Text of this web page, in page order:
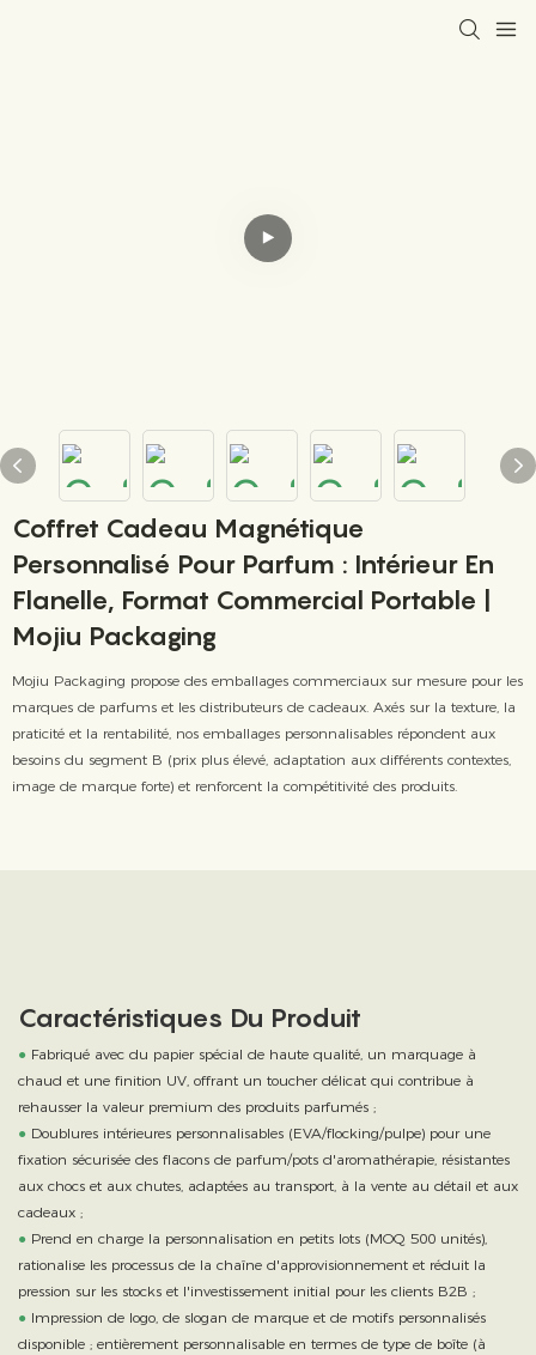
Coffret Cadeau Magnétique
Personnalisé Pour Parfum : Intérieur En
Flanelle, Format Commercial Portable |
Mojiu Packaging
Mojiu Packaging propose des emballages commerciaux sur mesure pour les
marques de parfums et les distributeurs de cadeaux. Axés sur la texture, la
praticité et la rentabilité, nos emballages personnalisables répondent aux
besoins du segment B (prix plus élevé, adaptation aux différents contextes,
image de marque forte) et renforcent la compétitivité des produits.
Caractéristiques Du Produit
● Fabriqué avec du papier spécial de haute qualité, un marquage à
chaud et une finition UV, offrant un toucher délicat qui contribue à
rehausser la valeur premium des produits parfumés ;
● Doublures intérieures personnalisables (EVA/flocking/pulpe) pour une
fixation sécurisée des flacons de parfum/pots d'aromathérapie, résistantes
aux chocs et aux chutes, adaptées au transport, à la vente au détail et aux
cadeaux ;
● Prend en charge la personnalisation en petits lots (MOQ 500 unités),
rationalise les processus de la chaîne d'approvisionnement et réduit la
pression sur les stocks et l'investissement initial pour les clients B2B ;
● Impression de logo, de slogan de marque et de motifs personnalisés
disponible ; entièrement personnalisable en termes de type de boîte (à